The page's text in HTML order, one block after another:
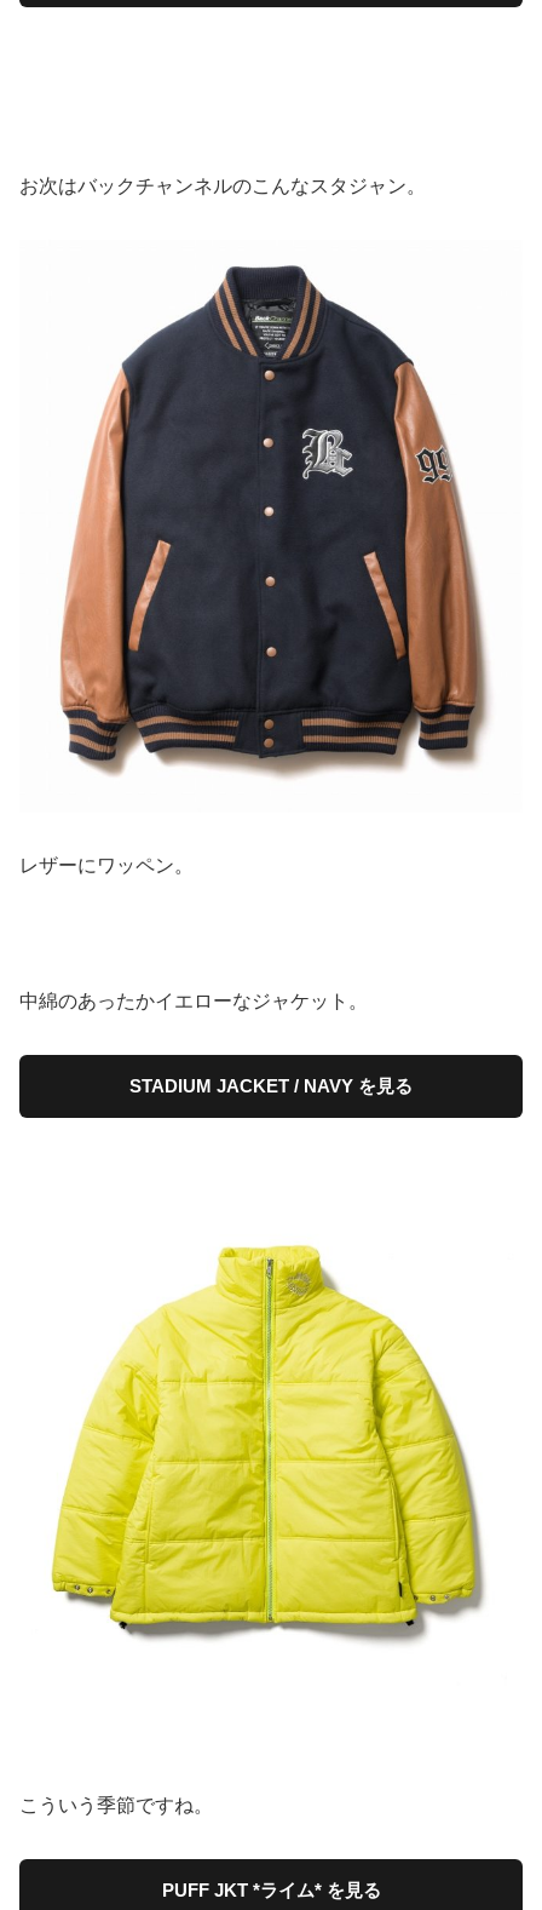
お次はバックチャンネルのこんなスタジャン。
レザーにワッペン。
中綿のあったかイエローなジャケット。
STADIUM JACKET / NAVY を見る
こういう季節ですね。
PUFF JKT *ライム* を見る